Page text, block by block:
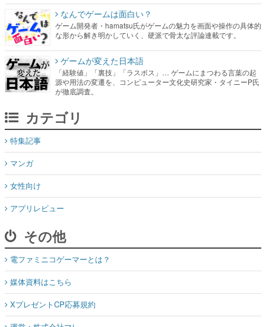
なんでゲームは面白い？
ゲーム開発者・hamatsu氏がゲームの魅力を画面や操作の具体的
な形から解き明かしていく、硬派で骨太な評論連載です。
ゲームが変えた日本語
「経験値」「裏技」「ラスボス」… ゲームにまつわる言葉の起
源や用法の変遷を、コンピューター文化史研究家・タイニーP氏
が徹底調査。
カテゴリ
特集記事
マンガ
女性向け
アプリレビュー
その他
電ファミニコゲーマーとは？
媒体資料はこちら
XプレゼントCP応募規約